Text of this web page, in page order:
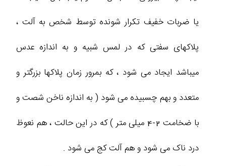
یا ضربات خفیف تکرار شونده توسط شخص به آلت ،
پلاکهای سفتی که در لمس شبیه و به اندازه عدس
میباشد ایجاد می شود ، که بمرور زمان پلاکها بزرگتر و
متعدد و بهم چسبیده می شود ( به اندازه ناخن شصت و
با ضخامت 2-4 میلی متر ) که در این حالت ، هم نعوظ
درد ناک می شود و هم آلت کج می شود .